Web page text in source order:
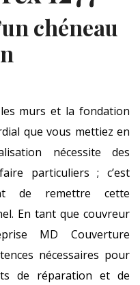
chéneau
murs et la fondation
que vous mettiez en
nécessite des
particuliers ; c’est
de remettre cette
En tant que couvreur
MD Couverture
nécessaires pour
de réparation et de